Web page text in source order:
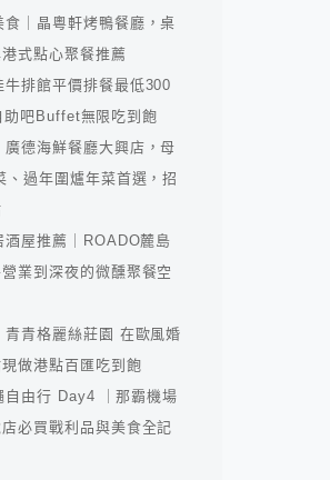
食｜晶粵軒烤鴨餐廳，桌
式點心聚餐推薦
牛排館平價排餐最低300
助吧Buffet無限吃到飽
廣德海鮮餐廳大興店，母
、過年圍爐年菜首選，招
酒屋推薦｜ROADO麓島
業到深夜的微醺聚餐空
青青格麗絲莊園 在歐風婚
做港點百匯吃到飽
自由行 Day4 ｜那霸機場
必買戰利品與美食全記